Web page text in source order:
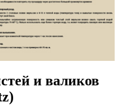
и валиков